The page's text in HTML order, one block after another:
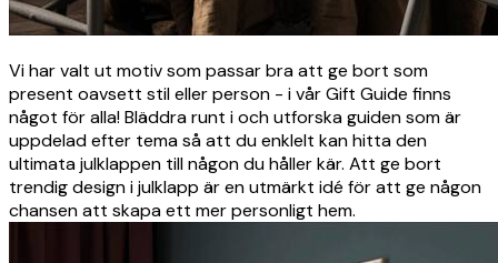
Vi har valt ut motiv som passar bra att ge bort som
present oavsett stil eller person - i vår Gift Guide finns
något för alla! Bläddra runt i och utforska guiden som är
uppdelad efter tema så att du enklelt kan hitta den
ultimata julklappen till någon du håller kär. Att ge bort
trendig design i julklapp är en utmärkt idé för att ge någon
chansen att skapa ett mer personligt hem.